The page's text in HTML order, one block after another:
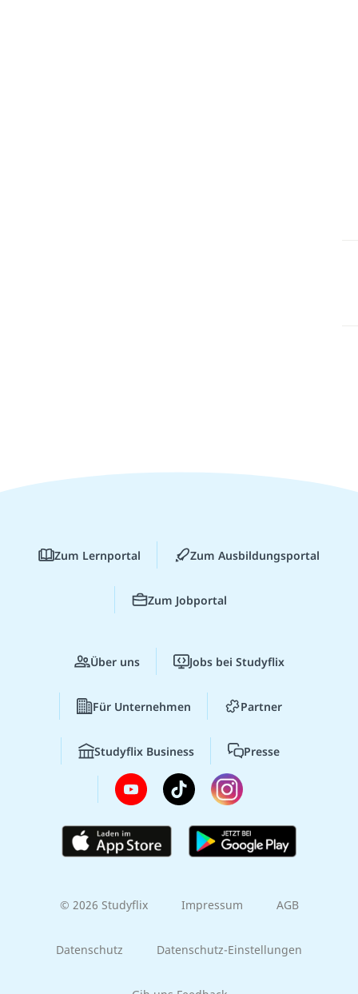
Zum Lernportal Zum Ausbildungsportal
Zum Jobportal
Über uns Jobs bei Studyflix
Für Unternehmen Partner
Studyflix Business Presse
© 2026 Studyflix Impressum AGB
Datenschutz Datenschutz-Einstellungen